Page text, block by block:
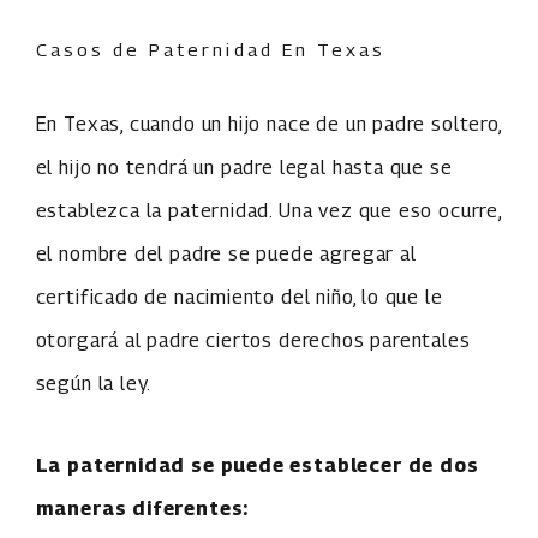
Casos de Paternidad En Texas
En Texas, cuando un hijo nace de un padre soltero,
el hijo no tendrá un padre legal hasta que se
establezca la paternidad. Una vez que eso ocurre,
el nombre del padre se puede agregar al
certificado de nacimiento del niño, lo que le
otorgará al padre ciertos derechos parentales
según la ley.
La paternidad se puede establecer de dos
maneras diferentes: